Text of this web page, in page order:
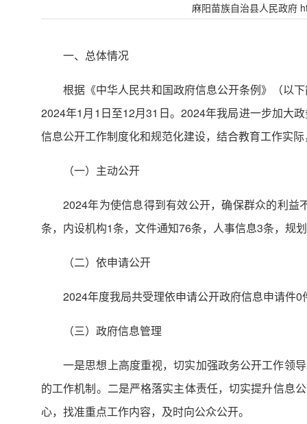
麻阳苗族自治县人民政府
一、总体情况
根据《中华人民共和国政府信息公开条例》（以
2024年1月1日至12月31日。2024年我局进一步加大
信息公开工作制度化和规范化建设，结合教育工作实
（一）主动公开
2024年为使信息得到有效公开，确保群众的利
条，内设机构1条，文件通知76条，人事信息3条，规
（二）依申请公开
2024年度我局共受理依申请公开政府信息申请件
（三）政府信息管理
一是思想上高度重视，切实加强政务公开工作领
的工作机制。二是严格落实主体责任，切实提升信息
心，找准重点工作内容，及时向公众公开。